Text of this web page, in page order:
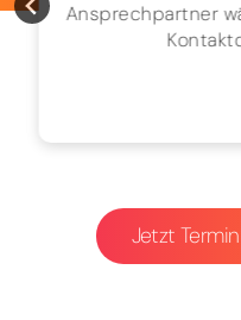
Ansprechpartner
Jetzt